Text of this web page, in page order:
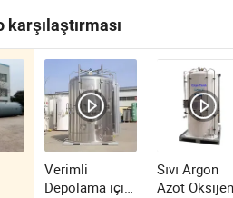
karşılaştırması
Verimli
Depolama için
Sıvı Argon
Azot